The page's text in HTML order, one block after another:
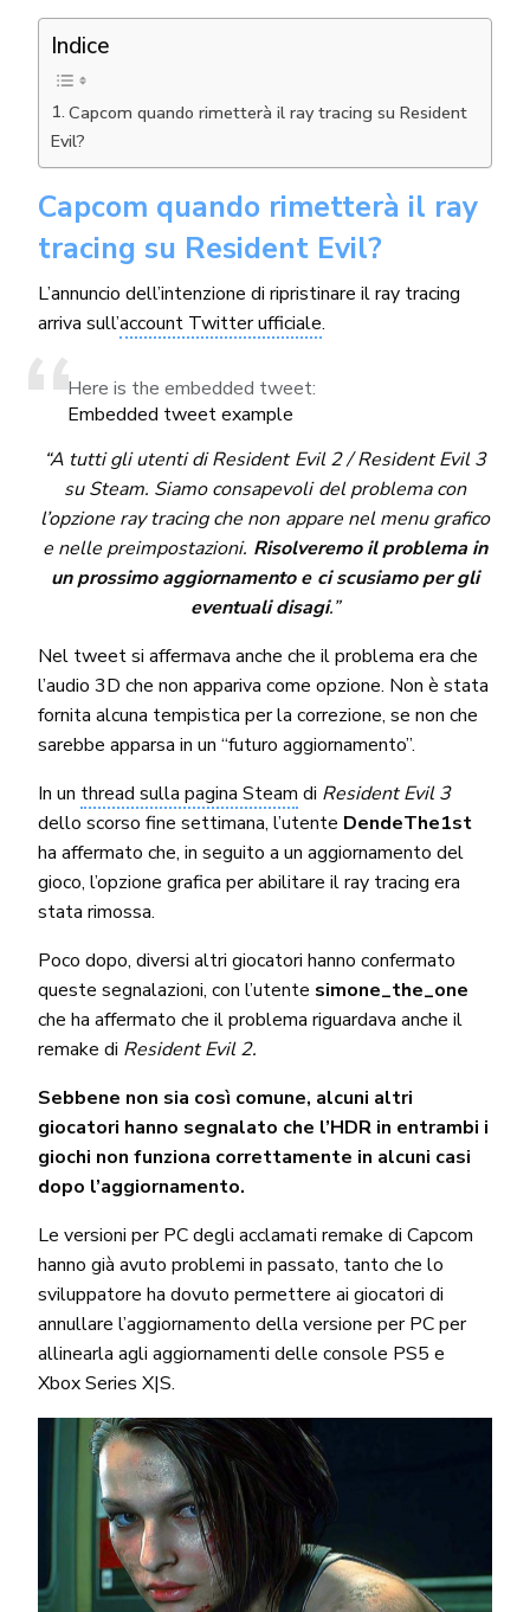
Indice
Capcom quando rimetterà il ray tracing su Resident
Evil?
Capcom quando rimetterà il ray
tracing su Resident Evil?
L’annuncio dell’intenzione di ripristinare il ray tracing
arriva sull’account Twitter ufficiale.
Here is the embedded tweet:
Embedded tweet example
“A tutti gli utenti di Resident Evil 2 / Resident Evil 3
su Steam. Siamo consapevoli del problema con
l’opzione ray tracing che non appare nel menu grafico
e nelle preimpostazioni. Risolveremo il problema in
un prossimo aggiornamento e ci scusiamo per gli
eventuali disagi.”
Nel tweet si affermava anche che il problema era che
l’audio 3D che non appariva come opzione. Non è stata
fornita alcuna tempistica per la correzione, se non che
sarebbe apparsa in un “futuro aggiornamento”.
In un thread sulla pagina Steam di Resident Evil 3
dello scorso fine settimana, l’utente DendeThe1st
ha affermato che, in seguito a un aggiornamento del
gioco, l’opzione grafica per abilitare il ray tracing era
stata rimossa.
Poco dopo, diversi altri giocatori hanno confermato
queste segnalazioni, con l’utente simone_the_one
che ha affermato che il problema riguardava anche il
remake di Resident Evil 2.
Sebbene non sia così comune, alcuni altri
giocatori hanno segnalato che l’HDR in entrambi i
giochi non funziona correttamente in alcuni casi
dopo l’aggiornamento.
Le versioni per PC degli acclamati remake di Capcom
hanno già avuto problemi in passato, tanto che lo
sviluppatore ha dovuto permettere ai giocatori di
annullare l’aggiornamento della versione per PC per
allinearla agli aggiornamenti delle console PS5 e
Xbox Series X|S.